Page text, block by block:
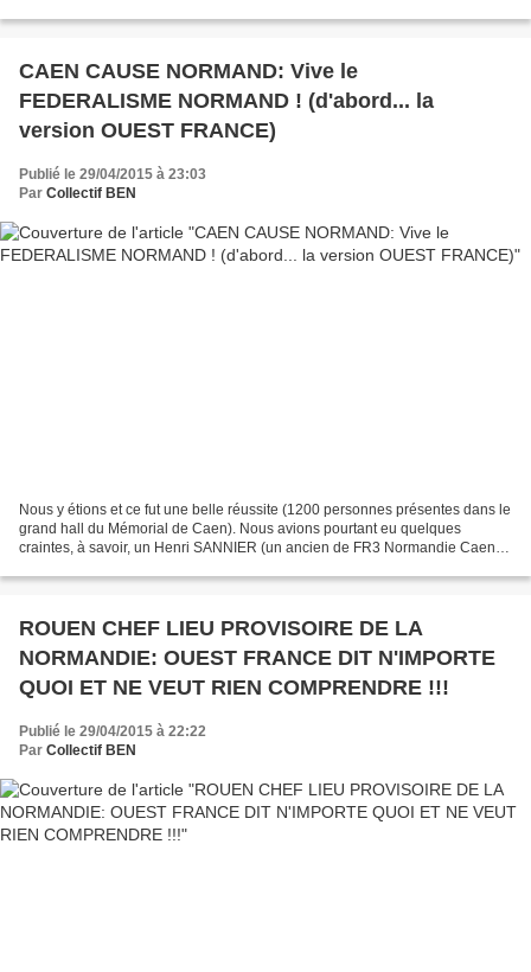
CAEN CAUSE NORMAND: Vive le
FEDERALISME NORMAND ! (d'abord... la
version OUEST FRANCE)
Publié le 29/04/2015 à 23:03
Par Collectif BEN
Nous y étions et ce fut une belle réussite (1200 personnes présentes dans le
grand hall du Mémorial de Caen). Nous avions pourtant eu quelques
craintes, à savoir, un Henri SANNIER (un ancien de FR3 Normandie Caen)
ROUEN CHEF LIEU PROVISOIRE DE LA
NORMANDIE: OUEST FRANCE DIT N'IMPORTE
QUOI ET NE VEUT RIEN COMPRENDRE !!!
Publié le 29/04/2015 à 22:22
Par Collectif BEN